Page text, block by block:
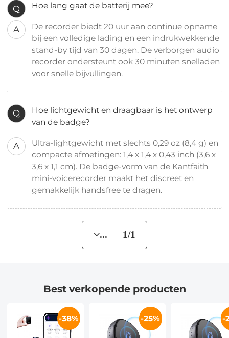
Q Hoe lang gaat de batterij mee?
A
De recorder biedt 20 uur aan continue opname
bij een volledige lading en een indrukwekkende
stand-by tijd van 30 dagen. De verborgen audio
recorder ondersteunt ook 30 minuten snelladen
voor snelle bijvullingen.
Q
Hoe lichtgewicht en draagbaar is het ontwerp
van de badge?
A
Ultra-lightgewicht met slechts 0,29 oz (8,4 g) en
compacte afmetingen: 1,4 x 1,4 x 0,43 inch (3,6 x
3,6 x 1,1 cm). De badge-vorm van de Kantfaith
mini-voicerecorder maakt het discreet en
gemakkelijk handsfree te dragen.
... 1/1
Best verkopende producten
-38% -25% -